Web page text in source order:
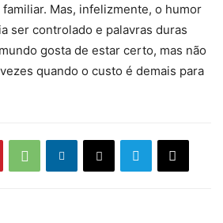
Mas, infelizmente, o humor
ser controlado e palavras duras
gosta de estar certo, mas não
quando o custo é demais para